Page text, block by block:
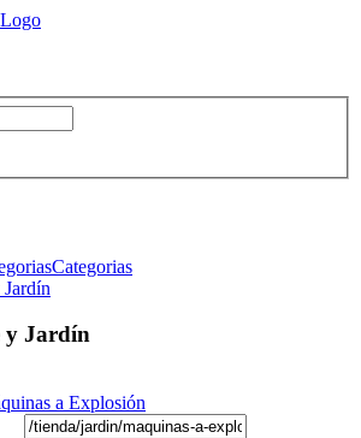
Categorias
y Jardín
a Explosión